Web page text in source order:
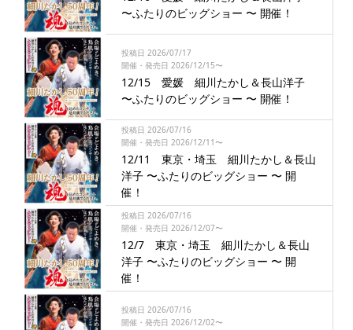
〜ふたりのビッグショー 〜 開催！
投稿日 2026/07/17
開催・発売日 2026/12/15〜
12/15 愛媛 細川たかし＆長山洋子
〜ふたりのビッグショー 〜 開催！
投稿日 2026/07/16
開催・発売日 2026/12/11〜
12/11 東京・埼玉 細川たかし＆長山
洋子 〜ふたりのビッグショー 〜 開
催！
投稿日 2026/07/16
開催・発売日 2026/12/07〜
12/7 東京・埼玉 細川たかし＆長山
洋子 〜ふたりのビッグショー 〜 開
催！
投稿日 2026/07/16
開催・発売日 2026/12/02〜